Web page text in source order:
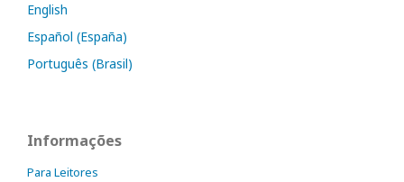
English
Español (España)
Português (Brasil)
Informações
Para Leitores